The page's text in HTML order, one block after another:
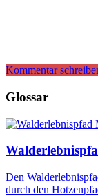
Kommentar
Glossar
Den
durch den